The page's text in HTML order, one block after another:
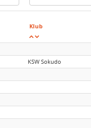
Klub
KSW Sokudo